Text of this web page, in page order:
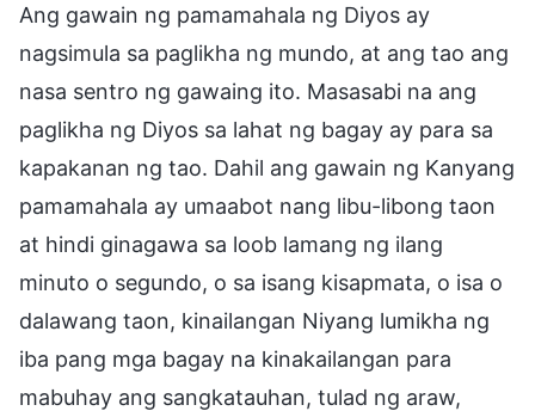
Ang gawain ng pamamahala ng Diyos ay
nagsimula sa paglikha ng mundo, at ang tao ang
nasa sentro ng gawaing ito. Masasabi na ang
paglikha ng Diyos sa lahat ng bagay ay para sa
kapakanan ng tao. Dahil ang gawain ng Kanyang
pamamahala ay umaabot nang libu-libong taon
at hindi ginagawa sa loob lamang ng ilang
minuto o segundo, o sa isang kisapmata, o isa o
dalawang taon, kinailangan Niyang lumikha ng
iba pang mga bagay na kinakailangan para
mabuhay ang sangkatauhan, tulad ng araw,